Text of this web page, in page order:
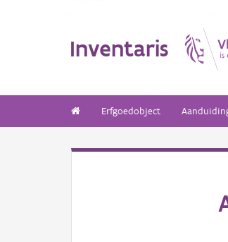
Inventaris
Erfgoedobject